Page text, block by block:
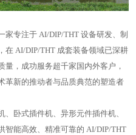
专注于 AI/DIP/THT 设备研发、制
在 AI/DIP/THT 成套装备领域已深耕
，成功服务超千家国内外客户，
革新的推动者与品质典范的塑造者
卧式插件机、异形元件插件机、
智能高效、精准可靠的 AI/DIP/THT